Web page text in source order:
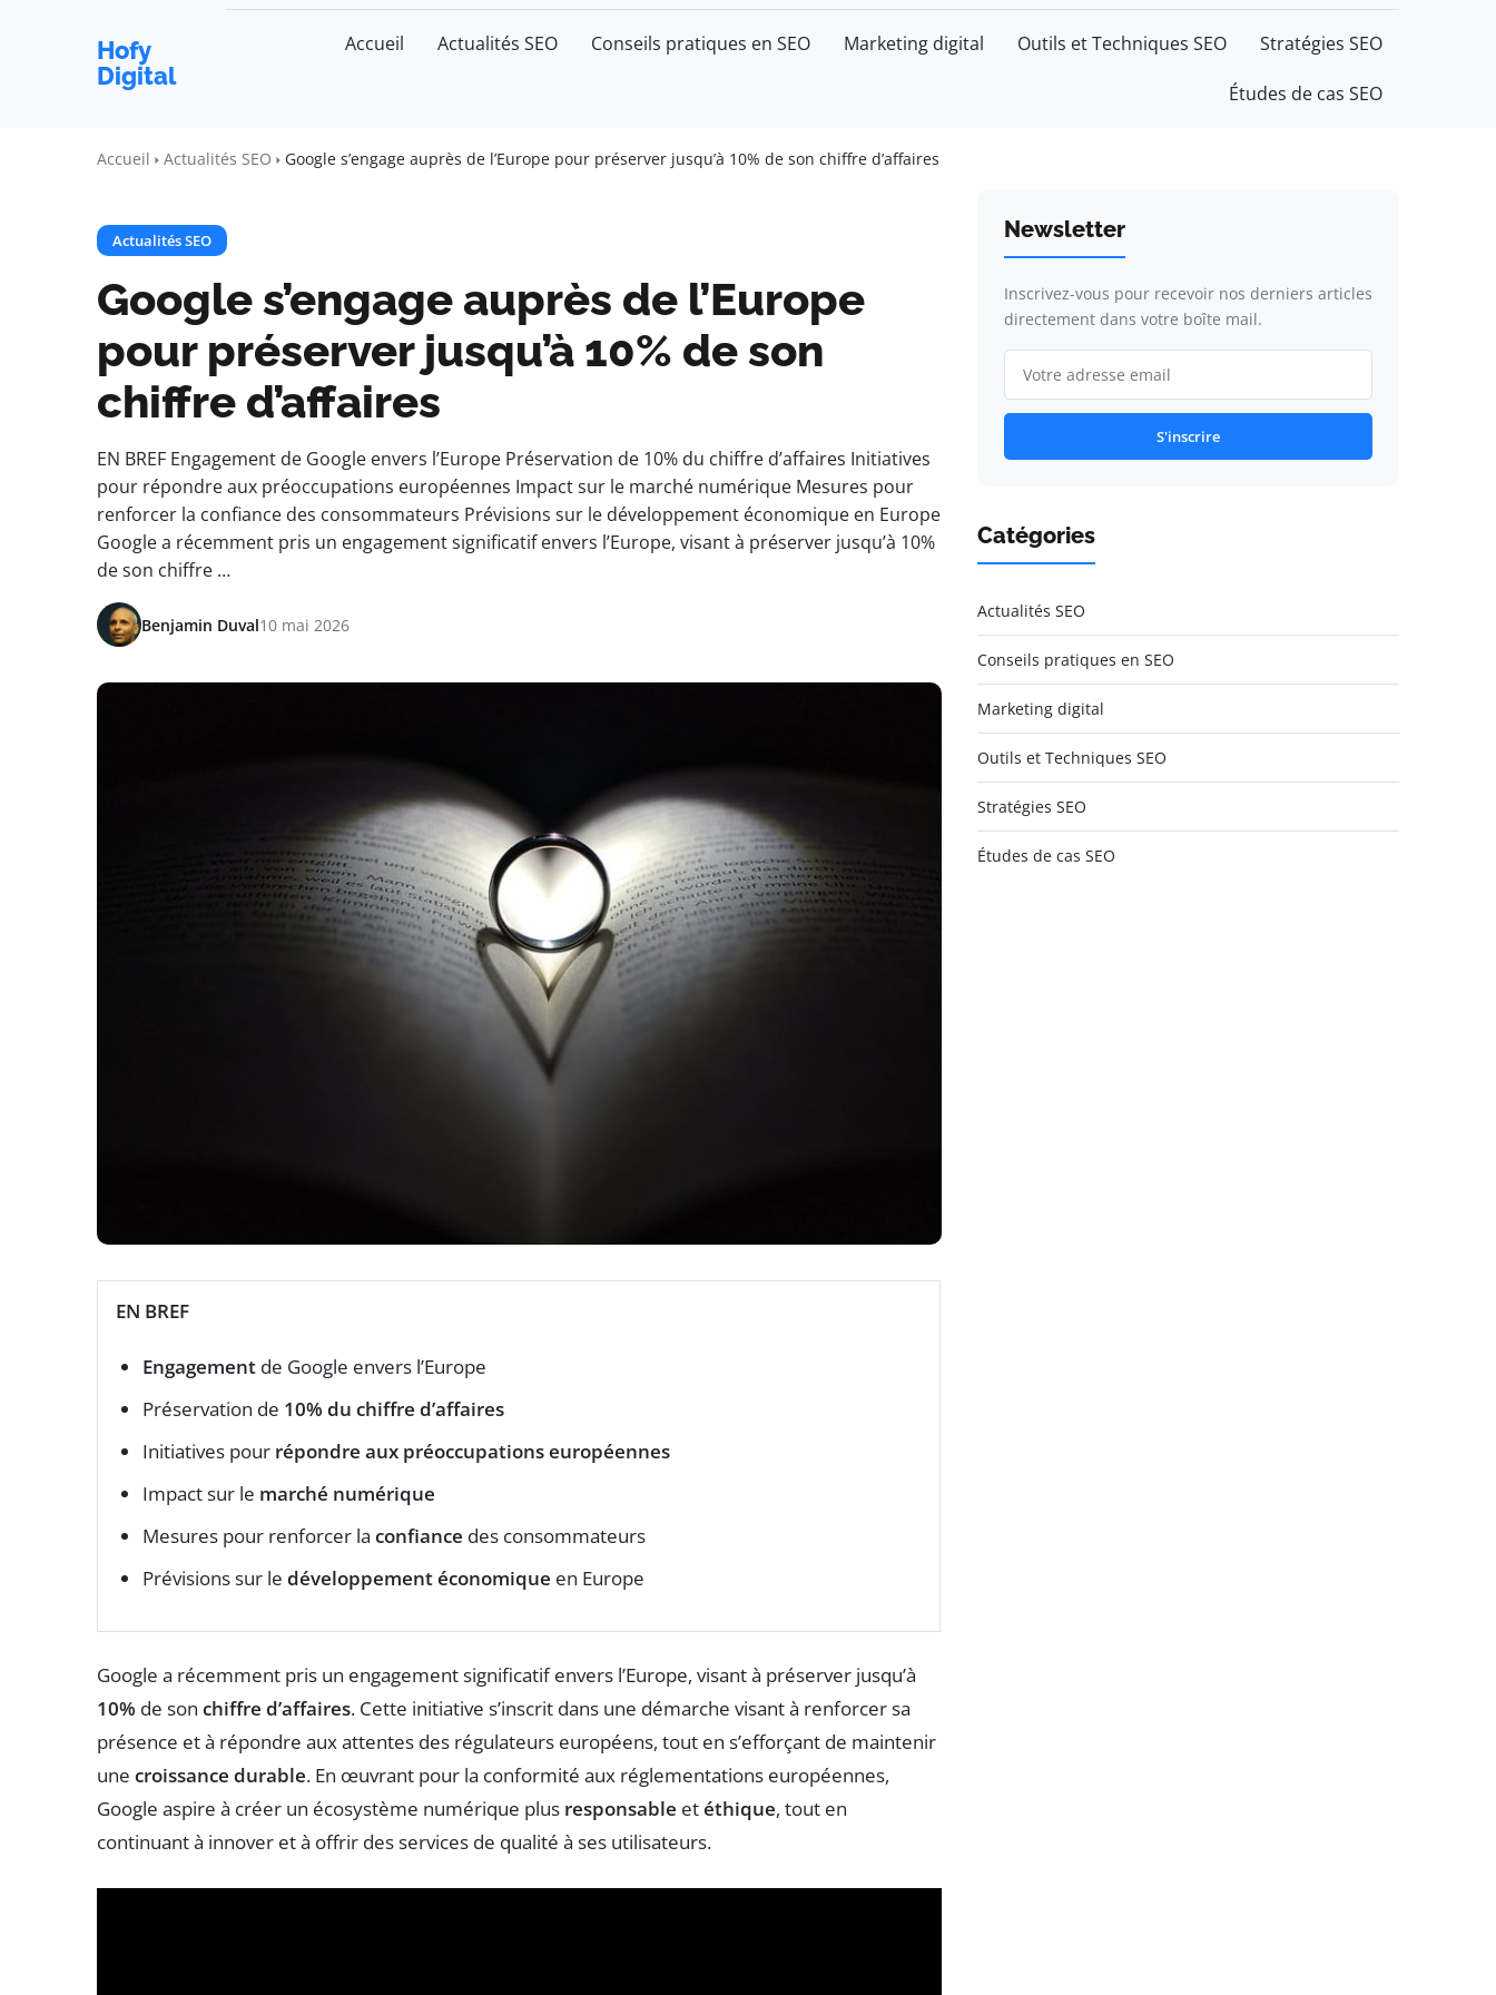
Hofy
Digital
Accueil Actualités SEO Conseils pratiques en SEO Marketing digital Outils et Techniques SEO Stratégies SEO
Études de cas SEO
Accueil Actualités SEO Google s’engage auprès de l’Europe pour préserver jusqu’à 10% de son chiffre d’affaires
Actualités SEO
Google s’engage auprès de l’Europe
pour préserver jusqu’à 10% de son
chiffre d’affaires
EN BREF Engagement de Google envers l’Europe Préservation de 10% du chiffre d’affaires Initiatives
pour répondre aux préoccupations européennes Impact sur le marché numérique Mesures pour
renforcer la confiance des consommateurs Prévisions sur le développement économique en Europe
Google a récemment pris un engagement significatif envers l’Europe, visant à préserver jusqu’à 10%
de son chiffre …
Benjamin Duval10 mai 2026
EN BREF
Engagement de Google envers l’Europe
Préservation de 10% du chiffre d’affaires
Initiatives pour répondre aux préoccupations européennes
Impact sur le marché numérique
Mesures pour renforcer la confiance des consommateurs
Prévisions sur le développement économique en Europe
Google a récemment pris un engagement significatif envers l’Europe, visant à préserver jusqu’à
10% de son chiffre d’affaires. Cette initiative s’inscrit dans une démarche visant à renforcer sa
présence et à répondre aux attentes des régulateurs européens, tout en s’efforçant de maintenir
une croissance durable. En œuvrant pour la conformité aux réglementations européennes,
Google aspire à créer un écosystème numérique plus responsable etéthique, tout en
continuant à innover et à offrir des services de qualité à ses utilisateurs.
Newsletter
Inscrivez-vous pour recevoir nos derniers articles
directement dans votre boîte mail.
S'inscrire
Catégories
Actualités SEO
Conseils pratiques en SEO
Marketing digital
Outils et Techniques SEO
Stratégies SEO
Études de cas SEO